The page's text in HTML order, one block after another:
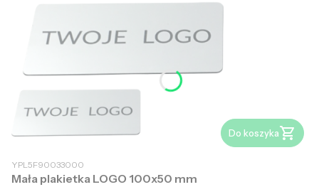
Do koszyka
YPL5F90033000
Mała plakietka LOGO 100x50 mm